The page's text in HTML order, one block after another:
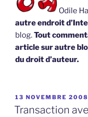
Odile
autre endroit
blog.Tout
article sur autre
du droit d’auteur.
PUBLIÉ
LE
13 NOVEMBRE 2008
Transaction